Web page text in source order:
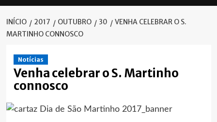
INÍCIO 2017 OUTUBRO 30
VENHA CELEBRAR O S.
MARTINHO CONNOSCO
Notícias
Venha celebrar o S. Martinho
connosco